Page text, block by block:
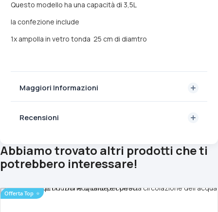
Questo modello ha una capacità di 3,5L
la confezione include
1x ampolla in vetro tonda 25 cm di diamtro
Maggiori Informazioni
Recensioni
Abbiamo trovato altri prodotti che ti
potrebbero interessare!
Offerta Top ⭐